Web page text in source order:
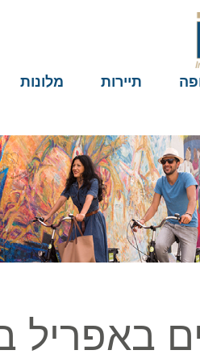
תיירות מלונות
ב3, 2022